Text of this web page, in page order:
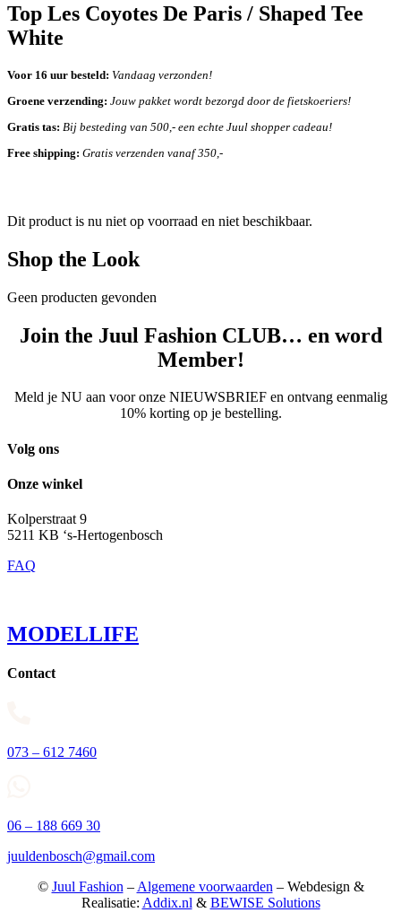
Top Les Coyotes De Paris / Shaped Tee
White
Voor 16 uur besteld: Vandaag verzonden!
Groene verzending: Jouw pakket wordt bezorgd door de fietskoeriers!
Gratis tas: Bij besteding van 500,- een echte Juul shopper cadeau!
Free shipping: Gratis verzenden vanaf 350,-
Dit product is nu niet op voorraad en niet beschikbaar.
Shop the Look
Geen producten gevonden
Join the Juul Fashion CLUB… en word
Member!
Meld je NU aan voor onze NIEUWSBRIEF en ontvang eenmalig
10% korting op je bestelling.
Volg ons
Onze winkel
Kolperstraat 9
5211 KB ‘s-Hertogenbosch
FAQ
MODELLIFE
Contact
073 – 612 7460
06 – 188 669 30
juuldenbosch@gmail.com
© Juul Fashion – Algemene voorwaarden – Webdesign &
Realisatie: Addix.nl & BEWISE Solutions